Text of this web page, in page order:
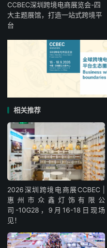
CCBEC深圳跨境电商展览会-四
大主题展馆，打造一站式跨境平
台
相关推荐
2026深圳跨境电商展CCBEC |
惠州市众鑫灯饰有限公
司-10G28，9月16-18日现场
见！